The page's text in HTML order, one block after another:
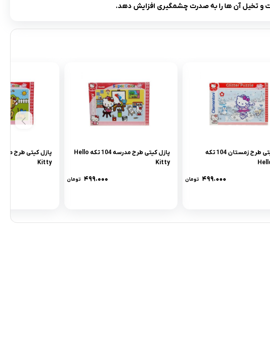
و تخیل آن ها را به صدرت چشمگیری افزایش دهد.
پازل کيتی طرح زمستان 104 تکه
۴۹۹.۰۰۰ تومان
پازل کيتی طرح مدرسه 104 تکه Hello
Kitty
۴۹۹.۰۰۰ تومان
Kitty